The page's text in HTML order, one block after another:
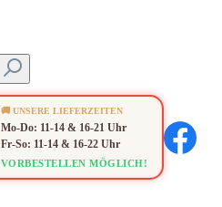
🚚 UNSERE LIEFERZEITEN
Mo-Do: 11-14 & 16-21 Uhr
Fr-So: 11-14 & 16-22 Uhr
VORBESTELLEN MÖGLICH!